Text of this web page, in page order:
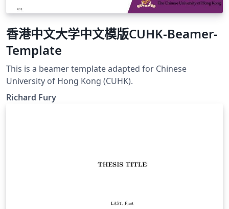
香港中文大学中文模版CUHK-Beamer-
Template
This is a beamer template adapted for Chinese
University of Hong Kong (CUHK).
Richard Fury